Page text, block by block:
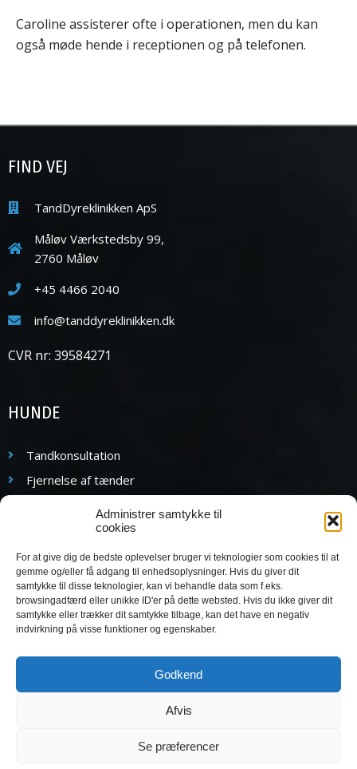
Administrer samtykke til
cookies
For at give dig de bedste oplevelser bruger vi teknologier som cookies til at
gemme og/eller få adgang til enhedsoplysninger. Hvis du giver dit
samtykke til disse teknologier, kan vi behandle data som f.eks.
browsingadfærd eller unikke ID'er på dette websted. Hvis du ikke giver dit
samtykke eller trækker dit samtykke tilbage, kan det have en negativ
indvirkning på visse funktioner og egenskaber.
Godkend
Afvis
Se præferencer
Caroline assisterer ofte i operationen, men du kan
også møde hende i receptionen og på telefonen.
FIND VEJ
TandDyreklinikken ApS
Måløv Værkstedsby 99,
2760 Måløv
+45 4466 2040
info@tanddyreklinikken.dk
CVR nr: 39584271
HUNDE
Tandkonsultation
Fjernelse af tænder
Regulering af fejlbid
Rodbehandling
Anden operation i mundhulen
KATTE
Tandkonsultation
Anden operation i mundhulen